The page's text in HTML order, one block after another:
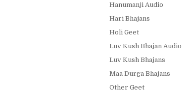
Hanumanji Audio
Hari Bhajans
Holi Geet
Luv Kush Bhajan Audio
Luv Kush Bhajans
Maa Durga Bhajans
Other Geet